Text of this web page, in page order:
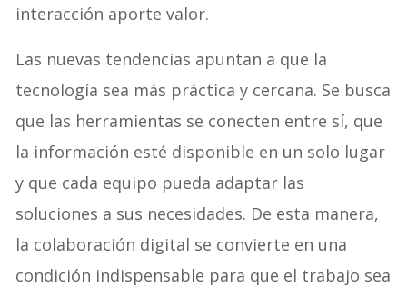
interacción aporte valor.
Las nuevas tendencias apuntan a que la
tecnología sea más práctica y cercana. Se busca
que las herramientas se conecten entre sí, que
la información esté disponible en un solo lugar
y que cada equipo pueda adaptar las
soluciones a sus necesidades. De esta manera,
la colaboración digital se convierte en una
condición indispensable para que el trabajo sea